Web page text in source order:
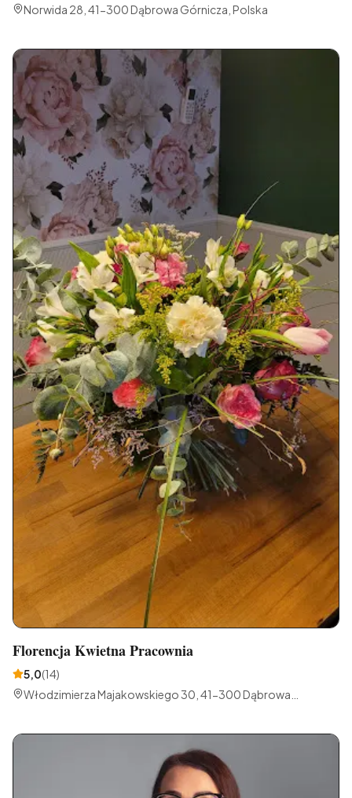
Norwida 28, 41-300 Dąbrowa Górnicza, Polska
Florencja Kwietna Pracownia
5,0(14)
Włodzimierza Majakowskiego 30, 41-300 Dąbrowa